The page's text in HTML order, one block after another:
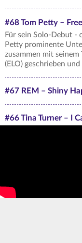
#68 Tom Petty –
Für sein Solo-Debut -
Petty prominente
zusammen mit
(ELO) geschrieben
#67 REM – Shiny
#66 Tina Turner – I